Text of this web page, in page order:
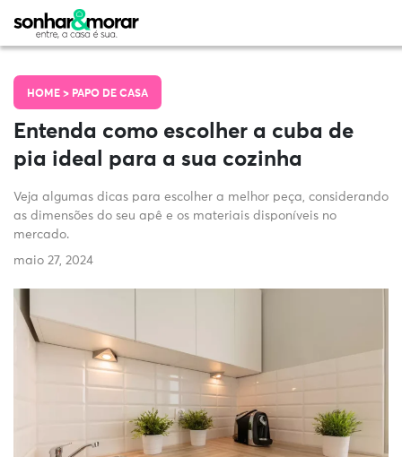
HOME > PAPO DE CASA
Entenda como escolher a cuba de
pia ideal para a sua cozinha
Veja algumas dicas para escolher a melhor peça, considerando
as dimensões do seu apê e os materiais disponíveis no
mercado.
maio 27, 2024